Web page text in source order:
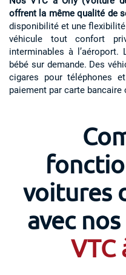
offrent la même qualité de
disponibilité et une
véhicule tout confort
interminables à
bébé sur demande. Des
cigares pour téléphones
paiement par carte
voitures
avec
VTC